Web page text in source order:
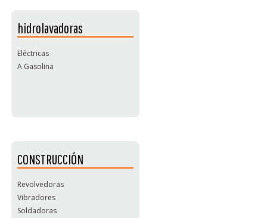
hidrolavadoras
Eléctricas
A Gasolina
CONSTRUCCIÓN
Revolvedoras
Vibradores
Soldadoras